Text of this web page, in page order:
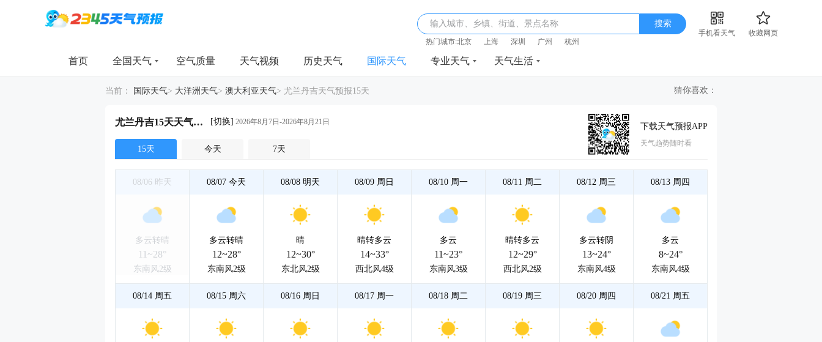
输入城市、乡镇、街道、景点名称 搜索
手机看天气
收藏网页
热门城市:北京 上海 深圳 广州 杭州
首页 全国天气 空气质量 天气视频 历史天气 国际天气 专业天气 天气生活
当前： 国际天气> 大洋洲天气> 澳大利亚天气> 尤兰丹吉天气预报15天 猜你喜欢：
尤兰丹吉15天天气详情 [切换] 2026年8月7日-2026年8月21日
15天 今天 7天
下载天气预报APP
天气趋势随时看
08/06 昨天
多云转晴
11~28°
东南风2级
08/07 今天
多云转晴
12~28°
东南风2级
08/08 明天
晴
12~30°
东北风2级
08/09 周日
晴转多云
14~33°
西北风4级
08/10 周一
多云
11~23°
东南风3级
08/11 周二
晴转多云
12~29°
西北风2级
08/12 周三
多云转阴
13~24°
东南风4级
08/13 周四
多云
8~24°
东南风4级
08/14 周五 08/15 周六 08/16 周日 08/17 周一 08/18 周二 08/19 周三 08/20 周四 08/21 周五